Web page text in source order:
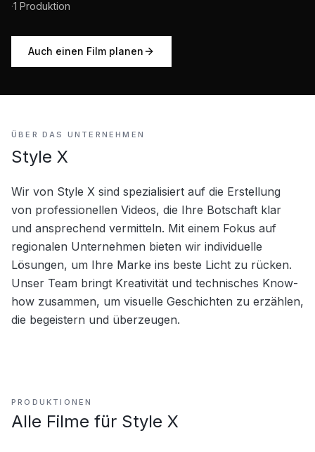
·1 Produktion
Auch einen Film planen
ÜBER DAS UNTERNEHMEN
Style X
Wir von Style X sind spezialisiert auf die Erstellung
von professionellen Videos, die Ihre Botschaft klar
und ansprechend vermitteln. Mit einem Fokus auf
regionalen Unternehmen bieten wir individuelle
Lösungen, um Ihre Marke ins beste Licht zu rücken.
Unser Team bringt Kreativität und technisches Know-
how zusammen, um visuelle Geschichten zu erzählen,
die begeistern und überzeugen.
PRODUKTIONEN
Alle Filme für Style X